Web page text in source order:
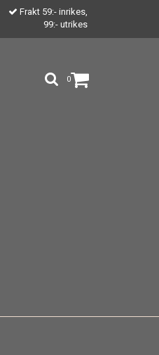
Frakt 59:- inrikes,
99:- utrikes
0